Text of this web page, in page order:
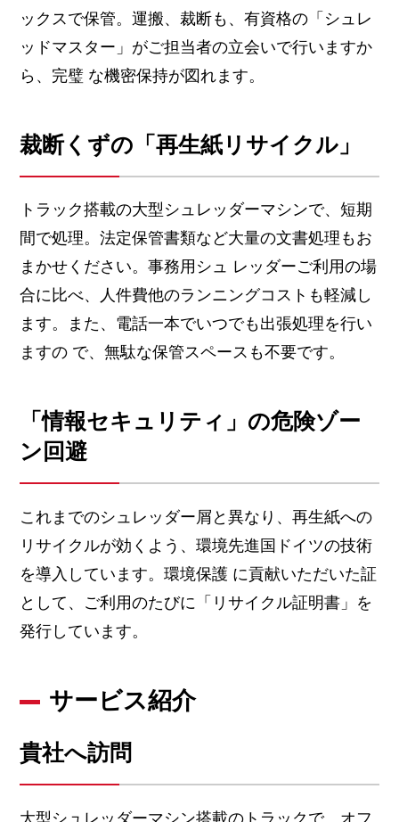
ックスで保管。運搬、裁断も、有資格の「シュレ
ッドマスター」がご担当者の立会いで行いますか
ら、完璧 な機密保持が図れます。
裁断くずの「再生紙リサイクル」
トラック搭載の大型シュレッダーマシンで、短期
間で処理。法定保管書類など大量の文書処理もお
まかせください。事務用シュ レッダーご利用の場
合に比べ、人件費他のランニングコストも軽減し
ます。また、電話一本でいつでも出張処理を行い
ますの で、無駄な保管スペースも不要です。
「情報セキュリティ」の危険ゾー
ン回避
これまでのシュレッダー屑と異なり、再生紙への
リサイクルが効くよう、環境先進国ドイツの技術
を導入しています。環境保護 に貢献いただいた証
として、ご利用のたびに「リサイクル証明書」を
発行しています。
サービス紹介
貴社へ訪問
大型シュレッダーマシン搭載のトラックで、オフ